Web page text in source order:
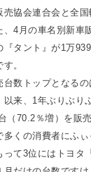
協会連合会と全国
、4月の車名別新車
『タント』が1万
。
台数トップとなる
来、1年ぶりぶり
（70.2％増）を販
多くの消費者にふ
って3位にはトヨタ